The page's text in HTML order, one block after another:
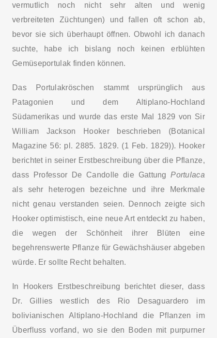
vermutlich noch nicht sehr alten und wenig
verbreiteten Züchtungen) und fallen oft schon ab,
bevor sie sich überhaupt öffnen. Obwohl ich danach
suchte, habe ich bislang noch keinen erblühten
Gemüseportulak finden können.
Das Portulakröschen stammt ursprünglich aus
Patagonien und dem Altiplano-Hochland
Südamerikas und wurde das erste Mal 1829 von Sir
William Jackson Hooker beschrieben (Botanical
Magazine 56: pl. 2885. 1829. (1 Feb. 1829)). Hooker
berichtet in seiner Erstbeschreibung über die Pflanze,
dass Professor De Candolle die GattungPortulaca
als sehr heterogen bezeichne und ihre Merkmale
nicht genau verstanden seien. Dennoch zeigte sich
Hooker optimistisch, eine neue Art entdeckt zu haben,
die wegen der Schönheit ihrer Blüten eine
begehrenswerte Pflanze für Gewächshäuser abgeben
würde. Er sollte Recht behalten.
In Hookers Erstbeschreibung berichtet dieser, dass
Dr. Gillies westlich des Rio Desaguardero im
bolivianischen Altiplano-Hochland die Pflanzen im
Überfluss vorfand, wo sie den Boden mit purpurner